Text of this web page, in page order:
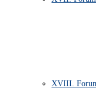
XVIII.